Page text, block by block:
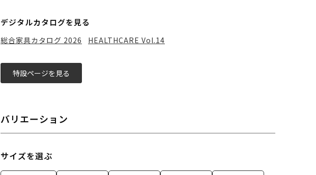
デジタルカタログを見る
総合家具カタログ 2026 HEALTHCARE Vol.14
特設ページを見る
バリエーション
サイズを選ぶ